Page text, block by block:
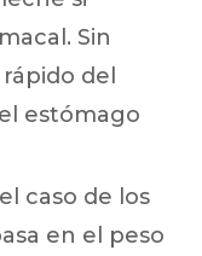
Sin
del
estómago
caso de los
en el peso